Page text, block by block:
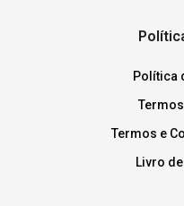
Política
Termos e
Livro